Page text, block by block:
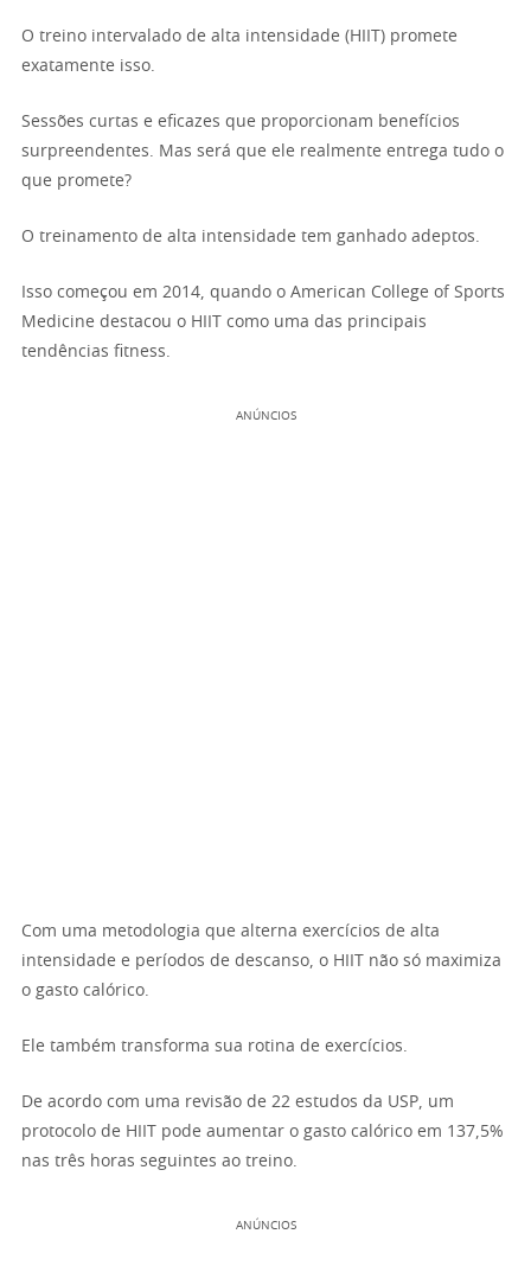
O treino intervalado de alta intensidade (HIIT) promete
exatamente isso.
Sessões curtas e eficazes que proporcionam benefícios
surpreendentes. Mas será que ele realmente entrega tudo o
que promete?
O treinamento de alta intensidade tem ganhado adeptos.
Isso começou em 2014, quando o American College of Sports
Medicine destacou o HIIT como uma das principais
tendências fitness.
ANÚNCIOS
Com uma metodologia que alterna exercícios de alta
intensidade e períodos de descanso, o HIIT não só maximiza
o gasto calórico.
Ele também transforma sua rotina de exercícios.
De acordo com uma revisão de 22 estudos da USP, um
protocolo de HIIT pode aumentar o gasto calórico em 137,5%
nas três horas seguintes ao treino.
ANÚNCIOS